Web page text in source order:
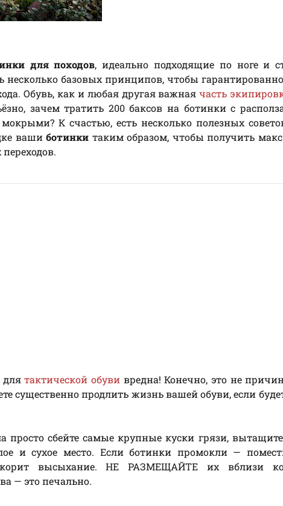
для походов, идеально подходящие по ноге и
базовых принципов, чтобы
Обувь, как и любая другая важнаячасть
зачем тратить 200 баксов на ботинки с
К счастью, есть несколько полезных
вашиботинки таким образом, чтобы получить
длятактической обуви вредна! Конечно, это не
существенно продлить жизнь вашей обуви, если
просто сбейте самые крупные куски грязи,
и сухое место. Если ботинки промокли —
высыхание. НЕ РАЗМЕЩАЙТЕ их вблизи
— это печально.